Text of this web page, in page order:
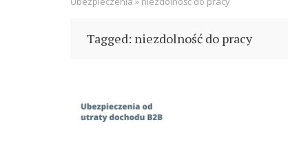
Tagged: niezdolność do pracy